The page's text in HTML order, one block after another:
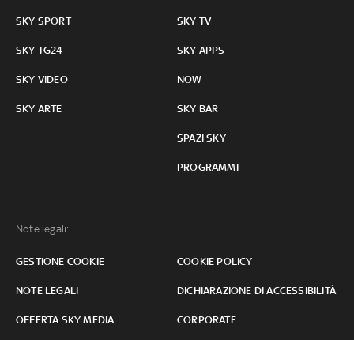
SKY SPORT
SKY TG24
SKY VIDEO
SKY ARTE
SKY TV
SKY APPS
NOW
SKY BAR
SPAZI SKY
PROGRAMMI
Note legali:
GESTIONE COOKIE COOKIE POLICY
NOTE LEGALI DICHIARAZIONE DI ACCESSIBILITÀ
OFFERTA SKY MEDIA CORPORATE